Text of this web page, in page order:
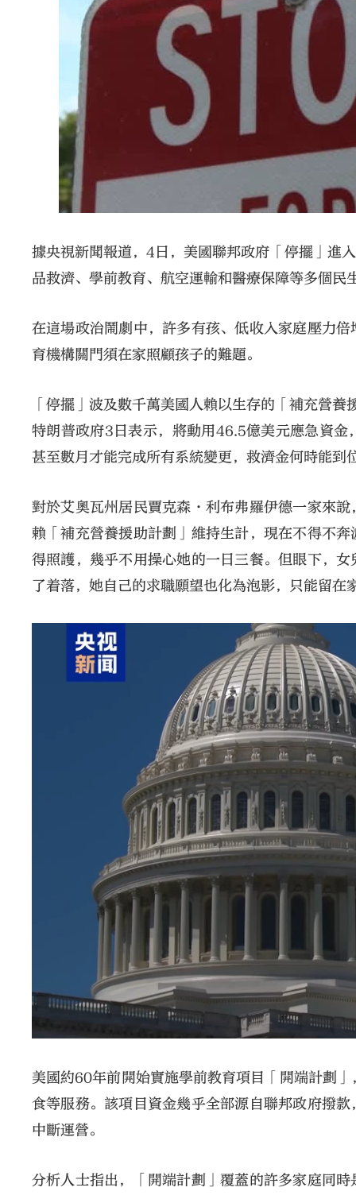
據央視新聞報道，4日，美國聯邦政府「停擺」進
品救濟、學前教育、航空運輸和醫療保障等多個民
在這場政治鬧劇中，許多有孩、低收入家庭壓力
育機構關門須在家照顧孩子的難題。
「停擺」波及數千萬美國人賴以生存的「補充營
特朗普政府3日表示，將動用46.5億美元應急資
甚至數月才能完成所有系統變更，救濟金何時能到
對於艾奧瓦州居民賈克森·利布弗羅伊德一家來
賴「補充營養援助計劃」維持生計，現在不得不
得照護，幾乎不用操心她的一日三餐。但眼下，
了着落，她自己的求職願望也化為泡影，只能留在
美國約60年前開始實施學前教育項目「開端計劃
食等服務。該項目資金幾乎全部源自聯邦政府撥
中斷運營。
分析人士指出，「開端計劃」覆蓋的許多家庭同